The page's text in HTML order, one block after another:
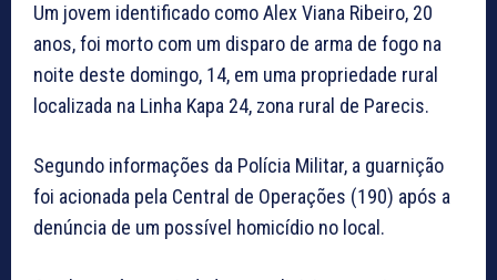
Um jovem identificado como Alex Viana Ribeiro, 20
anos, foi morto com um disparo de arma de fogo na
noite deste domingo, 14, em uma propriedade rural
localizada na Linha Kapa 24, zona rural de Parecis.
Segundo informações da Polícia Militar, a guarnição
foi acionada pela Central de Operações (190) após a
denúncia de um possível homicídio no local.